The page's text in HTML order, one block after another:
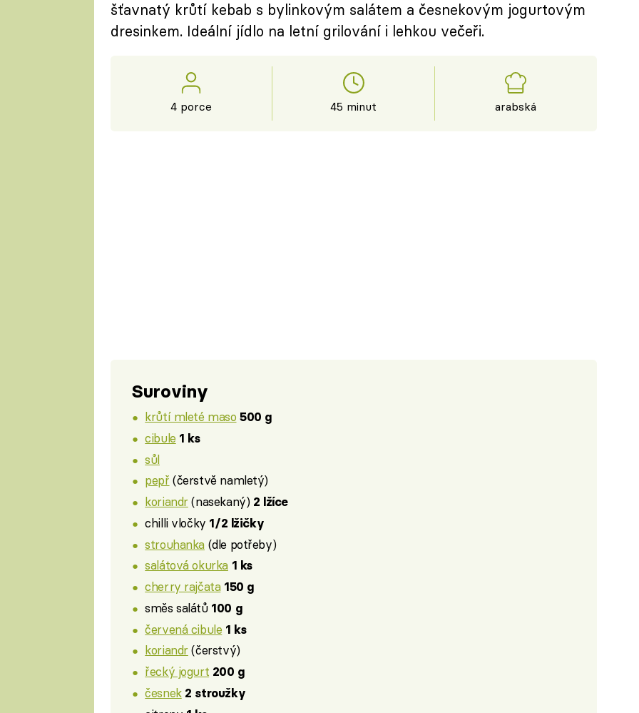
šťavnatý krůtí kebab s bylinkovým salátem a česnekovým jogurtovým
dresinkem. Ideální jídlo na letní grilování i lehkou večeři.
4 porce 45 minut arabská
Suroviny
krůtí mleté maso 500 g
cibule 1 ks
sůl
pepř (čerstvě namletý)
koriandr(nasekaný) 2 lžíce
chilli vločky 1/2 lžičky
strouhanka (dle potřeby)
salátová okurka 1 ks
cherry rajčata 150 g
směs salátů 100 g
červená cibule 1 ks
koriandr(čerstvý)
řecký jogurt 200 g
česnek 2 stroužky